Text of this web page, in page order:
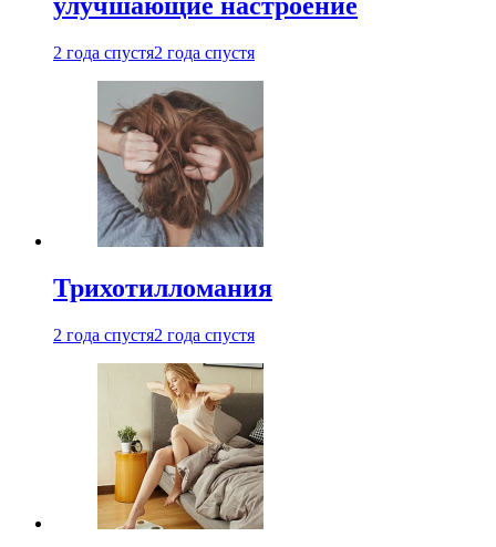
2 года спустя2 года спустя
Трихотилломания
2 года спустя2 года спустя